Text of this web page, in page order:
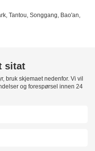
Tantou, Songgang, Bao'an,
sitat
bruk skjemaet nedenfor. Vi vil
og forespørsel innen 24